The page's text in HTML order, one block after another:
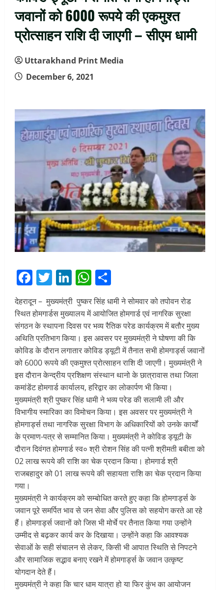
जवानों को 6000 रूपये की एकमुश्त
प्रोत्साहन राशि दी जाएगी – सीएम धामी
Uttarakhand Print Media
December 6, 2021
Facebook
Twitter
LinkedIn
WhatsApp
देहरादून – मुख्यमंत्री पुष्कर सिंह धामी ने सोमवार को तपोवन रोड
स्थित होमगार्डस मुख्यालय में आयोजित होमगार्ड एवं नागरिक सुरक्षा
संगठन के स्थापना दिवस पर भव्य रैतिक परेड कार्यक्रम में बतौर मुख्य
अथिति प्रतिभाग किया। इस अवसर पर मुख्यमंत्री ने घोषणा की कि
कोविड के दौरान लगातार कोविड ड्यूटी में तैनात सभी होमगार्ड्स जवानों
को 6000 रूपये की एकमुश्त प्रोत्साहन राशि दी जाएगी। मुख्यमंत्री ने
इस दौरान केन्द्रीय प्रशिक्षण संस्थान थानो के छात्रावास तथा जिला
कमांडेंट होमगार्ड कार्यालय, हरिद्वार का लोकार्पण भी किया।
मुख्यमंत्री श्री पुष्कर सिंह धामी ने भव्य परेड की सलामी ली और
विभागीय स्मारिका का विमोचन किया। इस अवसर पर मुख्यमंत्री ने
होमगार्ड्स तथा नागरिक सुरक्षा विभाग के अधिकारियों को उनके कार्यों
के प्रमाण-पत्र से सम्मानित किया। मुख्यमंत्री ने कोविड ड्यूटी के
दौरान दिवंगत होमगार्ड स्व० श्री रोशन सिंह की पत्नी श्रीमती बबीता को
02 लाख रूपये की राशि का चेक प्रदान किया। होमगार्ड श्री
राजबहादुर को 01 लाख रूपये की सहायता राशि का चेक प्रदान किया
गया।
मुख्यमंत्री ने कार्यक्रम को सम्बोधित करते हुए कहा कि होमगार्ड्स के
जवान पूरे समर्पित भाव से जन सेवा और पुलिस को सहयोग करते आ रहे
हैं। होमगार्ड्स जवानों को जिस भी मोर्चे पर तैनात किया गया उन्होंने
उम्मीद से बढ़कर कार्य कर के दिखाया। उन्होंने कहा कि आवश्यक
सेवाओं के सही संचालन से लेकर, किसी भी आपात स्थिति से निपटने
और सामाजिक सद्भाव बनाए रखने में होमगार्ड्स के जवान उत्कृष्ट
योगदान देते हैं।
मुख्यमंत्री ने कहा कि चार धाम यात्रा हो या फिर कुंभ का आयोजन